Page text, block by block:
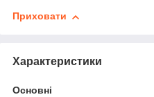
Приховати
Характеристики
Основні